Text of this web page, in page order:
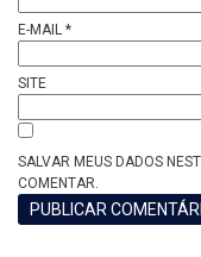
E-MAIL *
SITE
SALVAR MEUS DADOS
COMENTAR.